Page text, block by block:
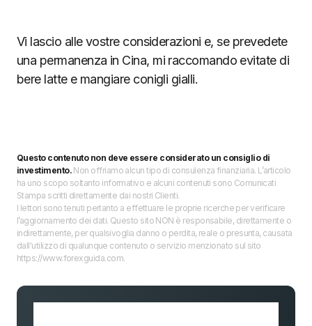
Vi lascio alle vostre considerazioni e, se prevedete
una permanenza in Cina, mi raccomando evitate di
bere latte e mangiare conigli gialli.
Questo contenuto non deve essere considerato un consiglio di
investimento.Non offriamo alcun tipo di consulenza finanziaria. L’articolo
ha uno scopo soltanto informativo e alcuni contenuti sono Comunicati
Stampa scritti direttamente dai nostri Clienti.
I lettori sono tenuti pertanto a effettuare le proprie ricerche per verificare
l’aggiornamento dei dati. Questo sito NON è responsabile, direttamente o
indirettamente, per qualsivoglia danno o perdita, reale o presunta, causata
dall'utilizzo di qualunque contenuto o servizio menzionato sul sito
https://www.forexguida.com.